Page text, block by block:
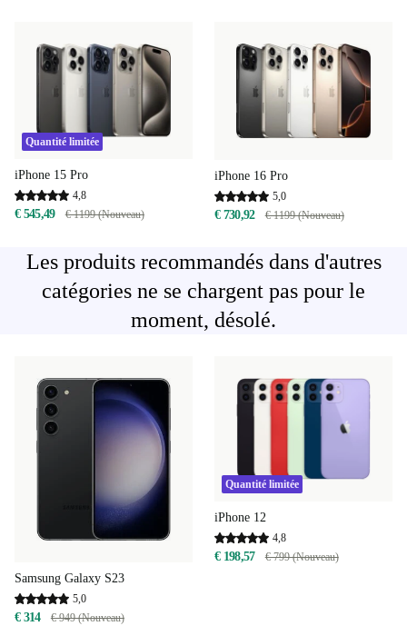
Quantité limitée
iPhone 15 Pro
4,8
€ 545,49 € 1199 (Nouveau)
iPhone 16 Pro
5,0
€ 730,92 € 1199 (Nouveau)
Les produits recommandés dans d'autres
catégories ne se chargent pas pour le
moment, désolé.
Samsung Galaxy S23
5,0
€ 314 € 949 (Nouveau)
Quantité limitée
iPhone 12
4,8
€ 198,57 € 799 (Nouveau)